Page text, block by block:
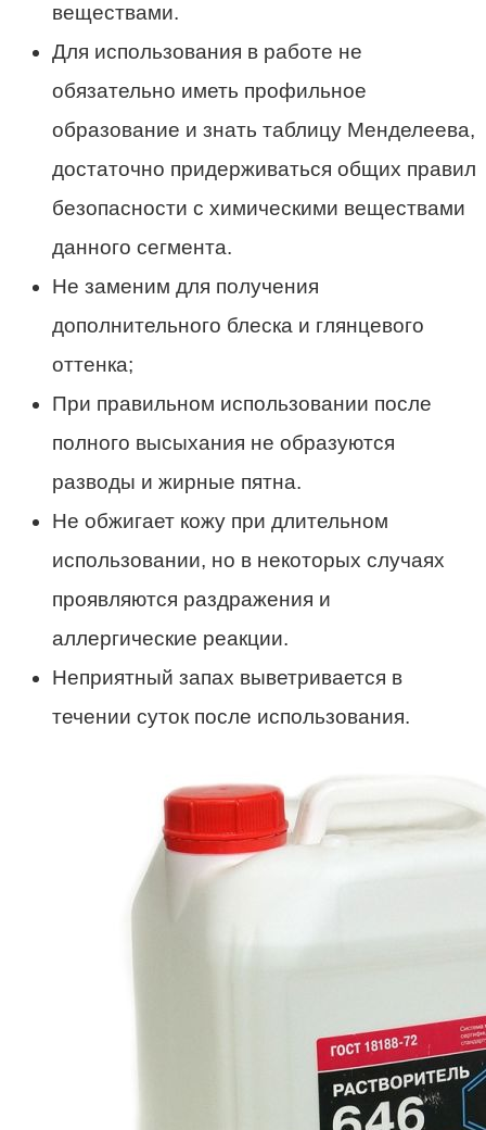
веществами.
Для использования в работе не
обязательно иметь профильное
образование и знать таблицу Менделеева,
достаточно придерживаться общих правил
безопасности с химическими веществами
данного сегмента.
Не заменим для получения
дополнительного блеска и глянцевого
оттенка;
При правильном использовании после
полного высыхания не образуются
разводы и жирные пятна.
Не обжигает кожу при длительном
использовании, но в некоторых случаях
проявляются раздражения и
аллергические реакции.
Неприятный запах выветривается в
течении суток после использования.